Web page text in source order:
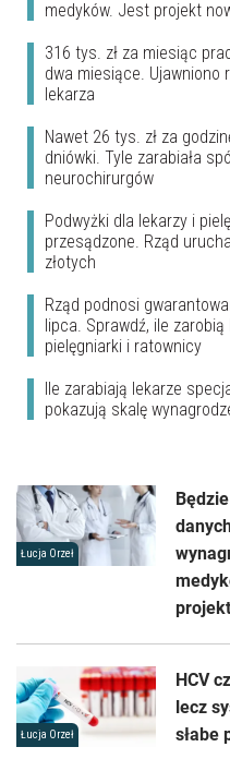
medyków. Jest projekt
316 tys. zł za miesiąc
dwa miesiące. Ujawniono
lekarza
Nawet 26 tys. zł za
dniówki. Tyle zarabiała
neurochirurgów
Podwyżki dla lekarzy i
przesądzone. Rząd
złotych
Rząd podnosi
lipca. Sprawdź, ile zarobią
pielęgniarki i ratownicy
Ile zarabiają lekarze
pokazują skalę
Łucja Orzeł
projekt
Łucja Orzeł
HCV
lecz
słabe